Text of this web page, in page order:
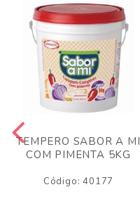
TEMPERO SABOR A MI
COM PIMENTA 5KG
Código: 40177